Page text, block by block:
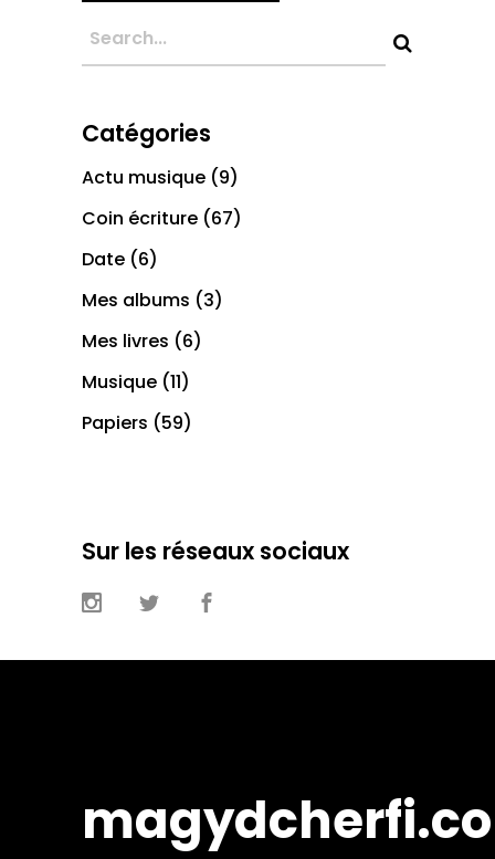
Catégories
Actu musique (9)
Coin écriture (67)
Date (6)
Mes albums (3)
Mes livres (6)
Musique (11)
Papiers (59)
Sur les réseaux sociaux